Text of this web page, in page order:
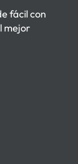
fácil con
mejor